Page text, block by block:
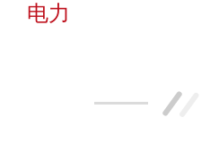
电力